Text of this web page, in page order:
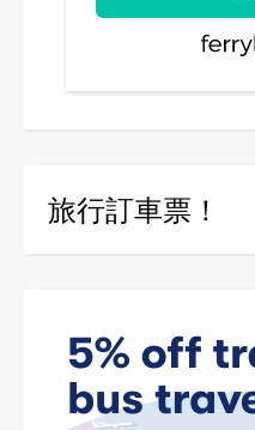
旅行訂車票！